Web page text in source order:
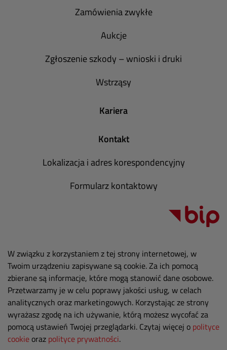
Zamówienia zwykłe
Aukcje
Zgłoszenie szkody – wnioski i druki
Wstrząsy
Kariera
Kontakt
Lokalizacja i adres korespondencyjny
Formularz kontaktowy
W związku z korzystaniem z tej strony internetowej, w
Twoim urządzeniu zapisywane są cookie. Za ich pomocą
zbierane są informacje, które mogą stanowić dane osobowe.
Przetwarzamy je w celu poprawy jakości usług, w celach
analitycznych oraz marketingowych. Korzystając ze strony
wyrażasz zgodę na ich używanie, którą możesz wycofać za
pomocą ustawień Twojej przeglądarki. Czytaj więcej o polityce
cookie oraz polityce prywatności.